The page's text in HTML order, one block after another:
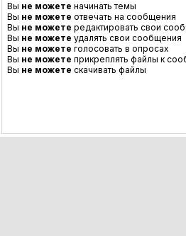
Вы не можете начинать темы
Вы не можете отвечать на сообщения
Вы не можете редактировать свои
Вы не можете удалять свои сообщения
Вы не можете голосовать в опросах
Вы не можете прикреплять файлы к
Вы не можете скачивать файлы